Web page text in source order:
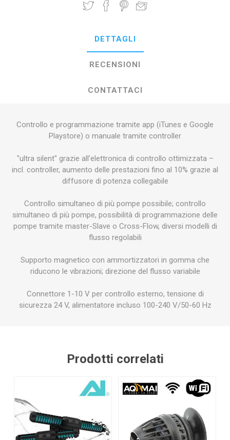
DETTAGLI
RECENSIONI
CONTATTACI
Controllo e programmazione tramite app (iTunes e Google
Playstore) o manuale tramite controller
"ultra silent" grazie all'elettronica di controllo ottimizzata –
incl. controller, aumento delle prestazioni fino al 10% grazie al
diffusore di potenza collegabile
Controllo simultaneo di più pompe possibile; controllo
simultaneo di più pompe, possibilità di programmazione delle
pompe tramite master-Slave o Cross-Flow, diversi modelli di
flusso regolabili
Supporto magnetico con ammortizzatori in gomma che
riducono le vibrazioni; direzione del flusso variabile
Connettore 1-10 V per controllo esterno, tensione di
sicurezza 24 V, alimentatore incluso 100-240 V/50-60 Hz
Prodotti correlati